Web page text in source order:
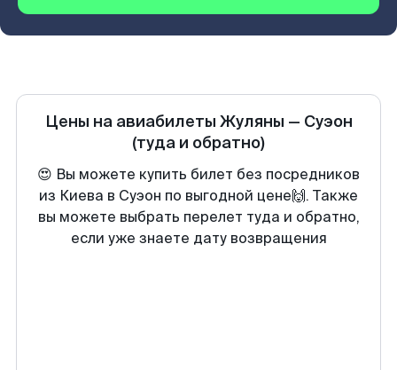
Цены на авиабилеты Жуляны — Суэон
(туда и обратно)
😍 Вы можете купить билет без посредников
из Киева в Суэон по выгодной цене🙌. Также
вы можете выбрать перелет туда и обратно,
если уже знаете дату возвращения